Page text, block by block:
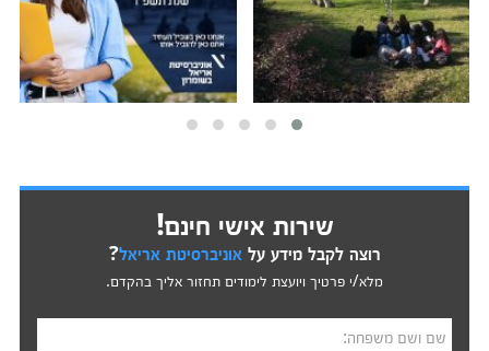
שירות אישי חינם!
רוצה לקבל מידע עלאוניברסיטת אריאל?
מלא/י פרטיך ויועצת לימודים תחזור אליך בהקדם.
שם ושם משפחה: